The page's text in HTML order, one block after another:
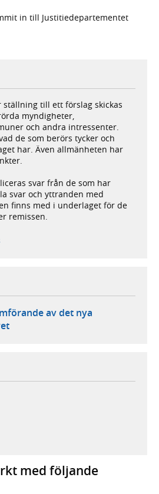
in till Justitiedepartementet
till ett förslag skickas
myndigheter,
och andra intressenter.
de som berörs tycker och
har. Även allmänheten har
svar från de som har
svar och yttranden med
finns med i underlaget för de
remissen.
av det nya
i ny flik, extern webbplats,
extern webbplats,
i ny flik, extern webbplats,
e-postklient,
med följande